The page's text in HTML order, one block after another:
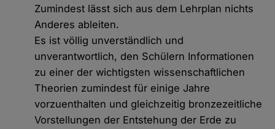
Zumindest lässt sich aus dem Lehrplan nichts
Anderes ableiten.
Es ist völlig unverständlich und
unverantwortlich, den Schülern Informationen
zu einer der wichtigsten wissenschaftlichen
Theorien zumindest für einige Jahre
vorzuenthalten und gleichzeitig bronzezeitliche
Vorstellungen der Entstehung der Erde zu